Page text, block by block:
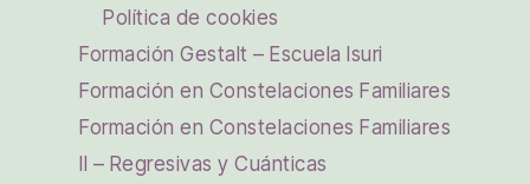
Política de cookies
Formación Gestalt – Escuela Isuri
Formación en Constelaciones Familiares
Formación en Constelaciones Familiares
II – Regresivas y Cuánticas